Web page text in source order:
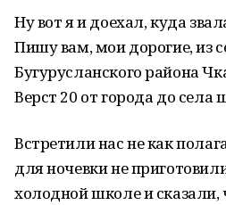
Ну вот я и доехал, куда
Пишу вам, мои дорогие, из
Бугурусланского района
Верст 20 от города до
Встретили нас не как
для ночевки не
холодной школе и сказали,